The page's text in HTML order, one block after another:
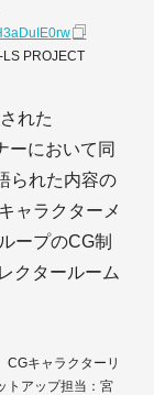
PROJECT
れた
ーにおいて同
られた内容の
ャラクターメ
ープのCG制
クタールーム
キャラクターリ
トアップ担当：宮